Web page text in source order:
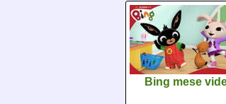
Bing mese